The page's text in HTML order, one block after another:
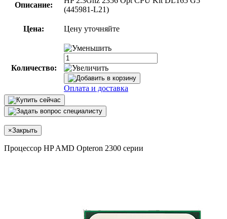
Описание:
(445981-L21)
Цена: Цену уточняйте
Количество:
Оплата и доставка
×Закрыть
Процессор HP AMD Opteron 2300 серии